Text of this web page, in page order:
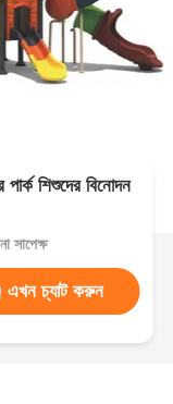
শিশুদের বিনোদন
সাপেক্ষ
এখন চ্যাট করুন